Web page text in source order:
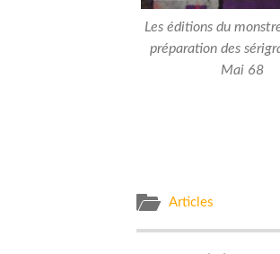
Les éditions du
préparation des
Mai 68
Articles